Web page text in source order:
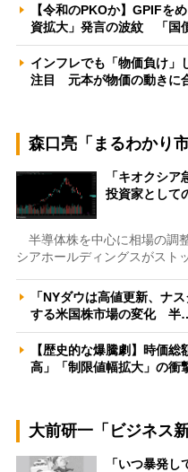
【令和のPKOか】GPIFを
資拡大」発言の波紋 「国
インフレでも「物価負け」
注目 元本が物価の動きに
森口亮「まるわかり市
「キオクシ
投資家とし
半導体株を中心に相場の調
シアホールディングスがスト
「NYダウは高値更新、ナ
する米国株市場の変化 半
【歴史的な爆騰劇】時価
高」「制限値幅拡大」の
大前研一「ビジネス
「いつ暴発